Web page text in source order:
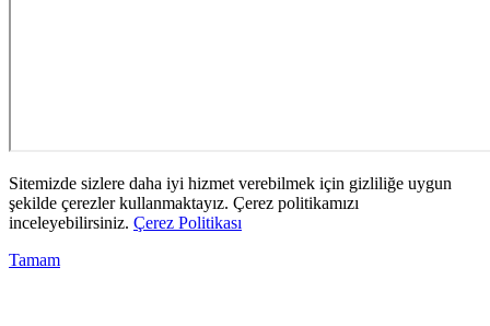
Sitemizde sizlere daha iyi hizmet verebilmek için gizliliğe uygun
şekilde çerezler kullanmaktayız. Çerez politikamızı
inceleyebilirsiniz. Çerez Politikası
Tamam